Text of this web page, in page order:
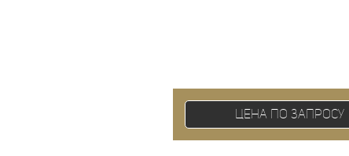
Цена по запросу